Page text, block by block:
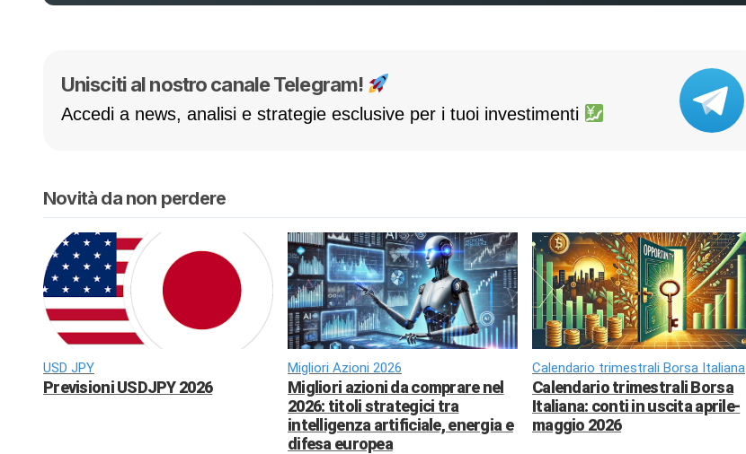
Unisciti al nostro canale Telegram!
Accedi a news, analisi e strategie esclusive per i tuoi investimenti
Novità da non perdere
USD JPY
Previsioni USDJPY 2026
Migliori Azioni 2026
Migliori azioni da comprare nel
2026: titoli strategici tra
intelligenza artificiale, energia e
difesa europea
Calendario trimestrali Borsa Italiana
Calendario trimestrali Borsa
Italiana: conti in uscita aprile-
maggio 2026